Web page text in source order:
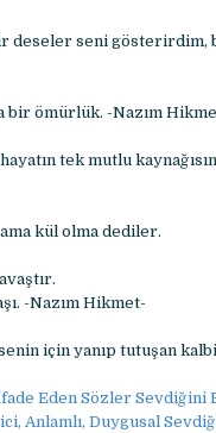
seni gösterirdim,
bir ömürlük. -Nazım
tek mutlu
kül olma dediler.
-Nazım Hikmet-
için yanıp tutuşan
Eden Sözler Sevdiğini
Anlamlı, Duygusal